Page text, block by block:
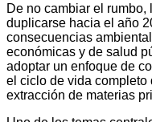
De no cambiar el
duplicarse hacia el año
consecuencias
económicas y de salud
adoptar un enfoque de
el ciclo de vida completo
extracción de materias